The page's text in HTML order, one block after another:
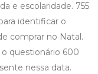
e escolaridade. 755
identificar o
comprar no Natal.
questionário 600
nessa data.